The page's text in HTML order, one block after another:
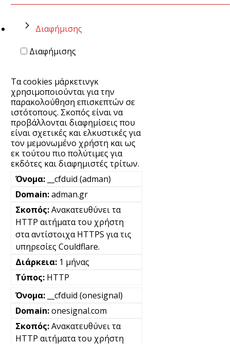
Διαφήμισης
Διαφήμισης
Τα cookies μάρκετινγκ
χρησιμοποιούνται για την
παρακολούθηση επισκεπτών σε
ιστότοπους. Σκοπός είναι να
προβάλλονται διαφημίσεις που
είναι σχετικές και ελκυστικές για
τον μεμονωμένο χρήστη και ως
εκ τούτου πιο πολύτιμες για
εκδότες και διαφημιστές τρίτων.
__cfduid (adman)
adman.gr
Ανακατευθύνει τα
HTTP αιτήματα του χρήστη
στα αντίστοιχα HTTPS για τις
υπηρεσίες Couldflare.
1 μήνας
HTTP
__cfduid (onesignal)
onesignal.com
Ανακατευθύνει τα
HTTP αιτήματα του χρήστη